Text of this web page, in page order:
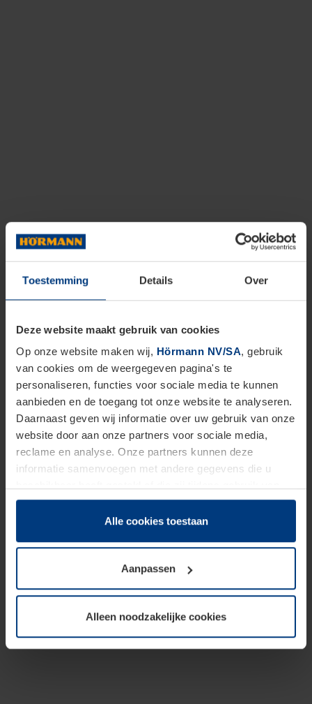
Toestemming Details Over
Deze website maakt gebruik van cookies
Op onze website maken wij, Hörmann NV/SA, gebruik
van cookies om de weergegeven pagina's te
personaliseren, functies voor sociale media te kunnen
aanbieden en de toegang tot onze website te analyseren.
Daarnaast geven wij informatie over uw gebruik van onze
website door aan onze partners voor sociale media,
reclame en analyse. Onze partners kunnen deze
informatie samenvoegen met andere gegevens die u
hun diensten hebben verzameld.
Juridisch hebben wij het recht om cookies op uw
van deze pagina's absoluut vereist is. Voor alle andere
soorten cookies is uw toestemming benodigd. Uw
toestemming kunt u op elk moment bij de uitleg van de
wijzigen of herroepen.
Alle cookies toestaan
Aanpassen
Alleen noodzakelijke cookies